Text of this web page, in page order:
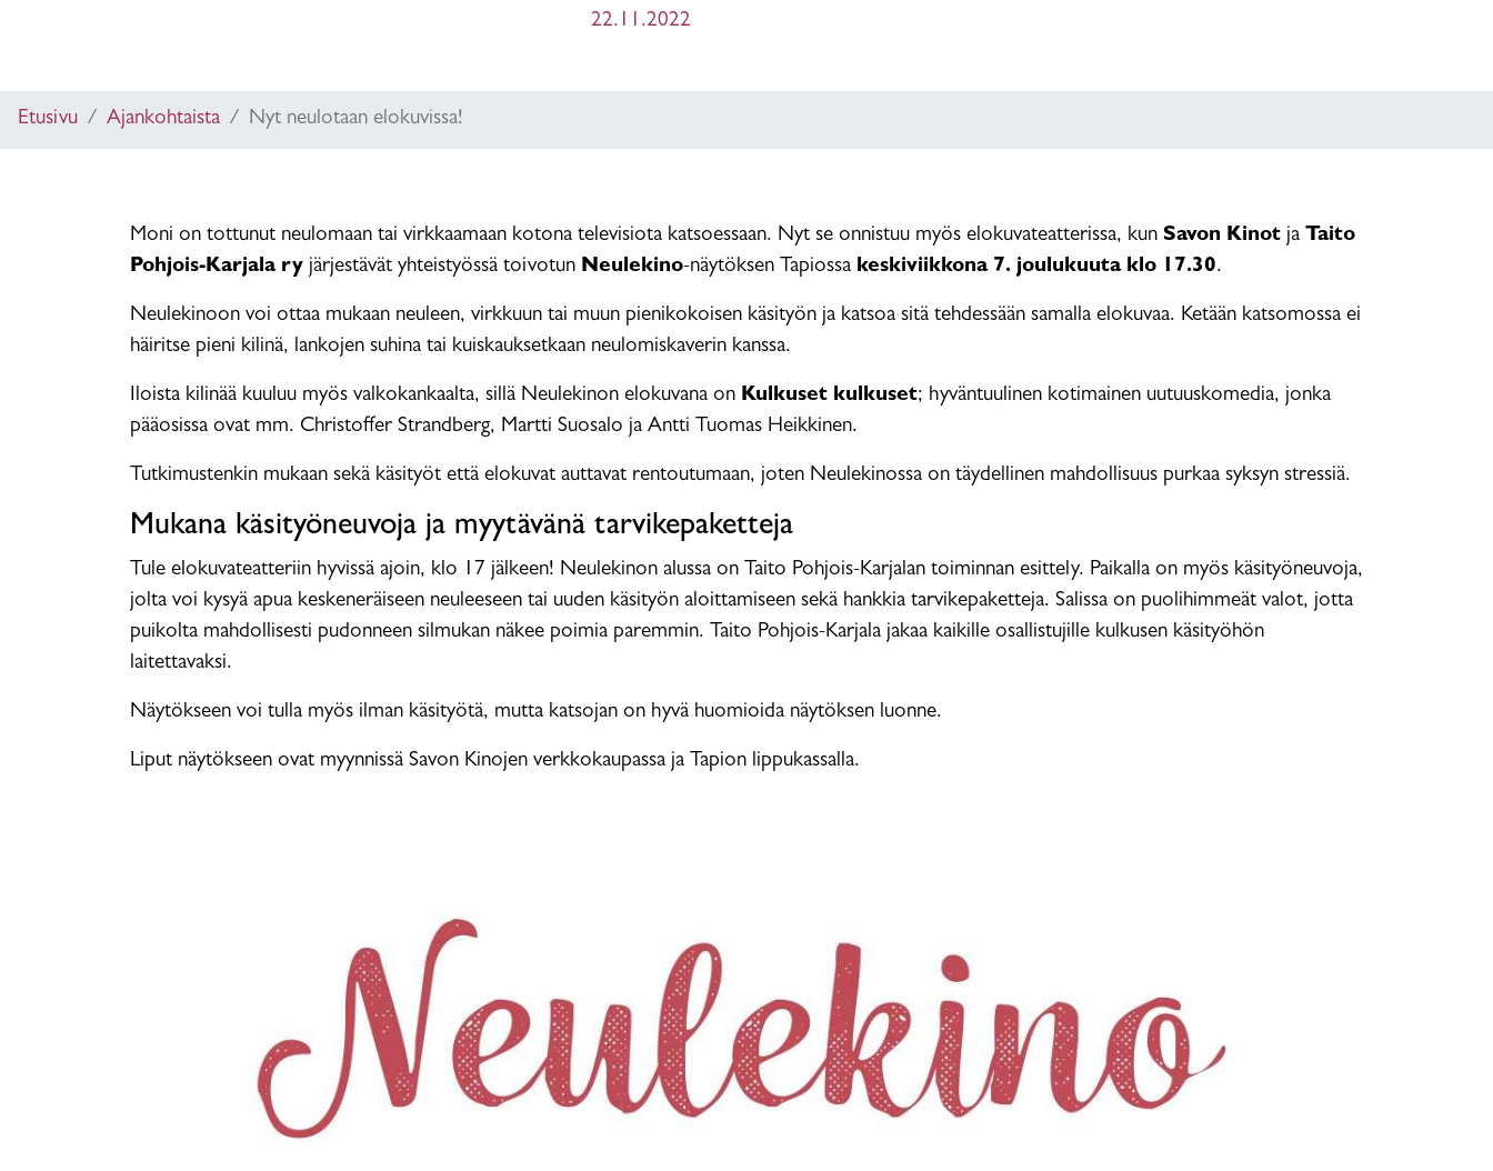
22.11.2022
Etusivu Ajankohtaista Nyt neulotaan elokuvissa!
Moni on tottunut neulomaan tai virkkaamaan kotona televisiota katsoessaan. Nyt se onnistuu myös elokuvateatterissa, kun Savon Kinot ja Taito
Pohjois-Karjala ry järjestävät yhteistyössä toivotun Neulekino-näytöksen Tapiossa keskiviikkona 7. joulukuuta klo 17.30.
Neulekinoon voi ottaa mukaan neuleen, virkkuun tai muun pienikokoisen käsityön ja katsoa sitä tehdessään samalla elokuvaa. Ketään katsomossa ei
häiritse pieni kilinä, lankojen suhina tai kuiskauksetkaan neulomiskaverin kanssa.
Iloista kilinää kuuluu myös valkokankaalta, sillä Neulekinon elokuvana on Kulkuset kulkuset; hyväntuulinen kotimainen uutuuskomedia, jonka
pääosissa ovat mm. Christoffer Strandberg, Martti Suosalo ja Antti Tuomas Heikkinen.
Tutkimustenkin mukaan sekä käsityöt että elokuvat auttavat rentoutumaan, joten Neulekinossa on täydellinen mahdollisuus purkaa syksyn stressiä.
Mukana käsityöneuvoja ja myytävänä tarvikepaketteja
Tule elokuvateatteriin hyvissä ajoin, klo 17 jälkeen! Neulekinon alussa on Taito Pohjois-Karjalan toiminnan esittely. Paikalla on myös käsityöneuvoja,
jolta voi kysyä apua keskeneräiseen neuleeseen tai uuden käsityön aloittamiseen sekä hankkia tarvikepaketteja. Salissa on puolihimmeät valot, jotta
puikolta mahdollisesti pudonneen silmukan näkee poimia paremmin. Taito Pohjois-Karjala jakaa kaikille osallistujille kulkusen käsityöhön
laitettavaksi.
Näytökseen voi tulla myös ilman käsityötä, mutta katsojan on hyvä huomioida näytöksen luonne.
Liput näytökseen ovat myynnissä Savon Kinojen verkkokaupassa ja Tapion lippukassalla.